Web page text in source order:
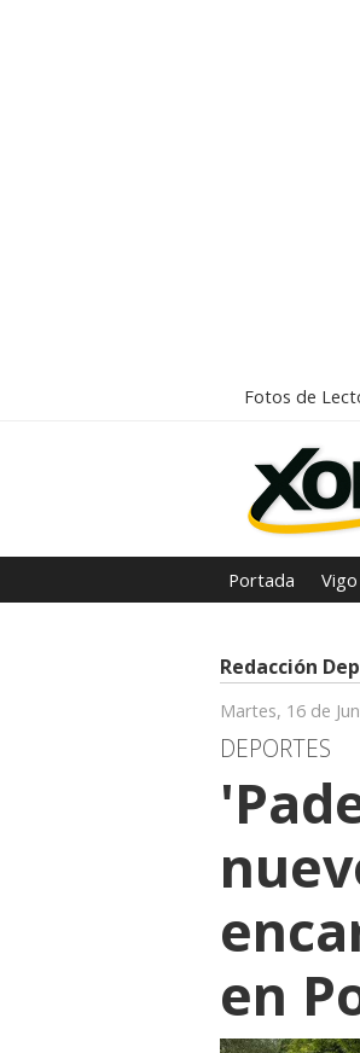
Fotos de
Portada Vigo
Redacción
Martes, 16 de
DEPORTES
en